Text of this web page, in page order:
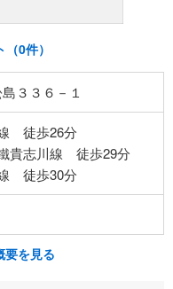
0件）
３３６－１
徒歩26分
貴志川線 徒歩29分
徒歩30分
要を見る